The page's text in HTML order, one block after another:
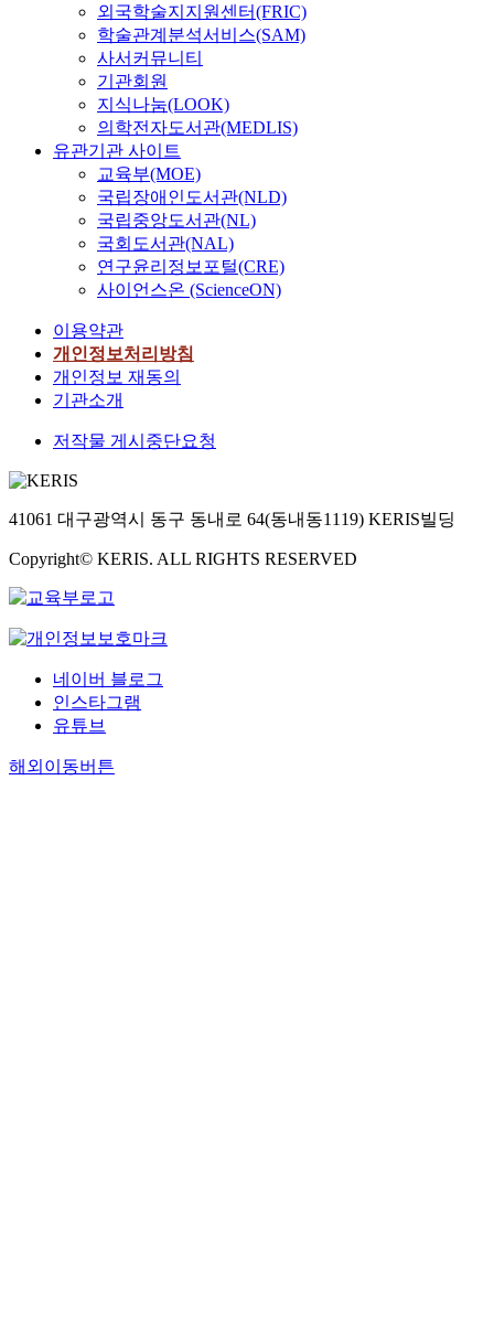
외국학술지지원센터(FRIC)
학술관계분석서비스(SAM)
사서커뮤니티
기관회원
지식나눔(LOOK)
의학전자도서관(MEDLIS)
유관기관 사이트
교육부(MOE)
국립장애인도서관(NLD)
국립중앙도서관(NL)
국회도서관(NAL)
연구윤리정보포털(CRE)
사이언스온 (ScienceON)
이용약관
개인정보처리방침
개인정보 재동의
기관소개
저작물 게시중단요청
41061 대구광역시 동구 동내로 64(동내동1119) KERIS빌딩
Copyright© KERIS. ALL RIGHTS RESERVED
네이버 블로그
인스타그램
유튜브
해외이동버튼